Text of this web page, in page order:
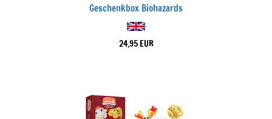
Geschenkbox Biohazards
24,95 EUR